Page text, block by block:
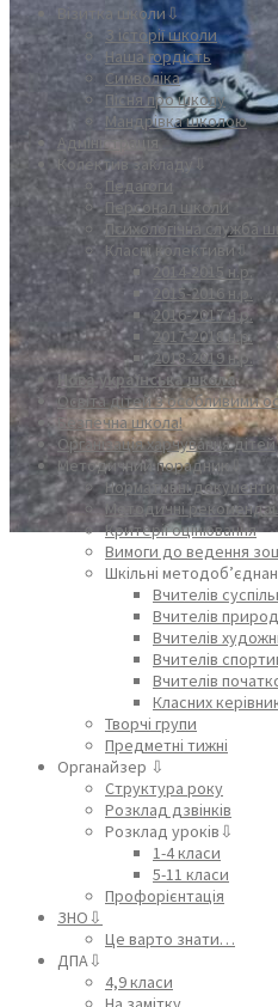
Візитка школи⇩
З історії школи
Наша гордість
Символіка
Пісня про школу
Мандрівка школою
Адміністрація
Колектив закладу⇩
Педагоги
Персонал школи
Психологічна служба
Класні колективи⇩
2014-2015 н.р.
2015-2016 н.р.
2016-2017 н.р.
2017-2018 н.р.
2018-2019 н.р.
Нова українська школа
Освіта дітей з особливими
Безпечна школа!
Організація харчування дітей
Методичний порадник⇩
Нормативні документи
Методичні
Критерії оцінювання
Вимоги до ведення
Шкільні
Вчителів
Вчителів
Вчителів
Вчителів
Вчителів
Класних
Творчі групи
Предметні тижні
Органайзер ⇩
Структура року
Розклад дзвінків
Розклад уроків⇩
1-4 класи
5-11 класи
Профорієнтація
ЗНО⇩
Це варто знати…
ДПА⇩
4,9 класи